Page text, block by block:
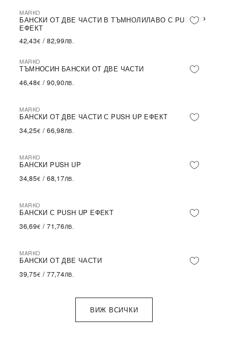
MARKO
БАНСКИ ОТ ДВЕ ЧАСТИ В ТЪМНОЛИЛАВО С PUSH UP
ЕФЕКТ
42,43€ /82,99ЛВ.
MARKO
ТЪМНОСИН БАНСКИ ОТ ДВЕ ЧАСТИ
46,48€ /90,90ЛВ.
MARKO
БАНСКИ ОТ ДВЕ ЧАСТИ С PUSH UP ЕФЕКТ
34,25€ /66,98ЛВ.
MARKO
БАНСКИ PUSH UP
34,85€ /68,17ЛВ.
MARKO
БАНСКИ С PUSH UP ЕФЕКТ
36,69€ /71,76ЛВ.
MARKO
БАНСКИ ОТ ДВЕ ЧАСТИ
39,75€ /77,74ЛВ.
ВИЖ ВСИЧКИ